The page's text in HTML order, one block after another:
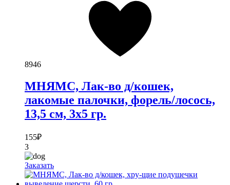
8946
МНЯМС, Лак-во д/кошек,
лакомые палочки, форель/лосось,
13,5 см, 3х5 гр.
155₽
3
Заказать